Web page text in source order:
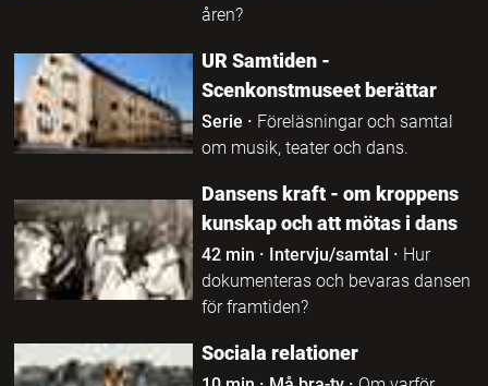
åren?
UR Samtiden -
Scenkonstmuseet berättar
Serie · Föreläsningar och samtal
om musik, teater och dans.
Dansens kraft - om kroppens
kunskap och att mötas i dans
42 min · Intervju/samtal · Hur
dokumenteras och bevaras dansen
för framtiden?
Sociala relationer